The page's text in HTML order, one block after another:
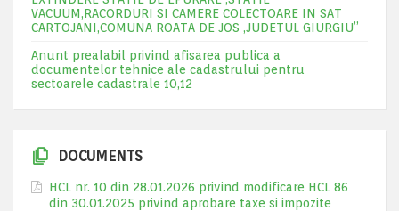
VACUUM,RACORDURI SI CAMERE COLECTOARE IN SAT
CARTOJANI,COMUNA ROATA DE JOS ,JUDETUL GIURGIU”
Anunt prealabil privind afisarea publica a
documentelor tehnice ale cadastrului pentru
sectoarele cadastrale 10,12
DOCUMENTS
HCL nr. 10 din 28.01.2026 privind modificare HCL 86
din 30.01.2025 privind aprobare taxe si impozite